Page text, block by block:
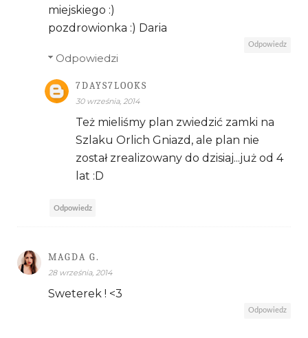
miejskiego :)
pozdrowionka :) Daria
Odpowiedz
Odpowiedzi
7DAYS7LOOKS
30 września, 2014
Też mieliśmy plan zwiedzić zamki na
Szlaku Orlich Gniazd, ale plan nie
został zrealizowany do dzisiaj...już od 4
lat :D
Odpowiedz
MAGDA G.
28 września, 2014
Sweterek ! <3
Odpowiedz